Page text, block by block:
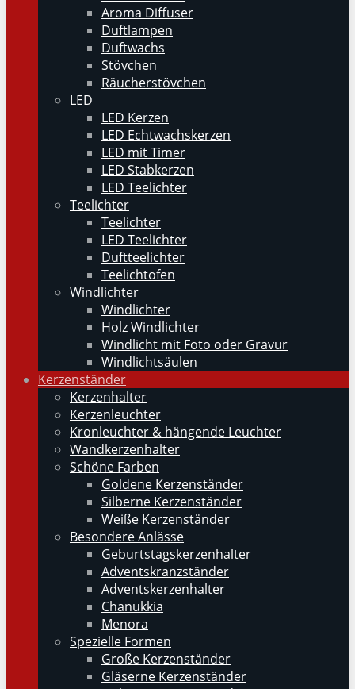
Aroma Diffuser
Duftlampen
Duftwachs
Stövchen
Räucherstövchen
LED
LED Kerzen
LED Echtwachskerzen
LED mit Timer
LED Stabkerzen
LED Teelichter
Teelichter
Teelichter
LED Teelichter
Duftteelichter
Teelichtofen
Windlichter
Windlichter
Holz Windlichter
Windlicht mit Foto oder Gravur
Windlichtsäulen
Kerzenständer
Kerzenhalter
Kerzenleuchter
Kronleuchter & hängende Leuchter
Wandkerzenhalter
Schöne Farben
Goldene Kerzenständer
Silberne Kerzenständer
Weiße Kerzenständer
Besondere Anlässe
Geburtstagskerzenhalter
Adventskranzständer
Adventskerzenhalter
Chanukkia
Menora
Spezielle Formen
Große Kerzenständer
Gläserne Kerzenständer